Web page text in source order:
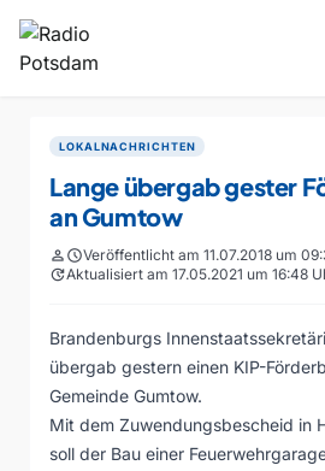
LOKALNACHRICHTEN
Lange übergab gester
an Gumtow
personscheduleVeröffentlicht am 11.07.2018 um
updateAktualisiert am 17.05.2021 um 16:48
Brandenburgs
übergab gestern einen KIP-
Gemeinde Gumtow.
Mit dem Zuwendungsbescheid in
soll der Bau einer